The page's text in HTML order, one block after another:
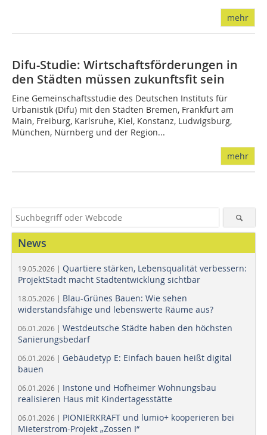
mehr
Difu-Studie: Wirtschaftsförderungen in
den Städten müssen zukunftsfit sein
Eine Gemeinschaftsstudie des Deutschen Instituts für
Urbanistik (Difu) mit den Städten Bremen, Frankfurt am
Main, Freiburg, Karlsruhe, Kiel, Konstanz, Ludwigsburg,
München, Nürnberg und der Region...
mehr
News
19.05.2026 | Quartiere stärken, Lebensqualität verbessern:
ProjektStadt macht Stadtentwicklung sichtbar
18.05.2026 | Blau-Grünes Bauen: Wie sehen
widerstandsfähige und lebenswerte Räume aus?
06.01.2026 | Westdeutsche Städte haben den höchsten
Sanierungsbedarf
06.01.2026 | Gebäudetyp E: Einfach bauen heißt digital
bauen
06.01.2026 | Instone und Hofheimer Wohnungsbau
realisieren Haus mit Kindertagesstätte
06.01.2026 | PIONIERKRAFT und lumio+ kooperieren bei
Mieterstrom-Projekt „Zossen I“